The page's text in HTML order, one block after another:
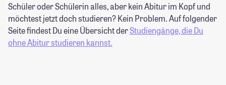
Schüler oder Schülerin alles, aber kein Abitur im Kopf und
möchtest jetzt doch studieren? Kein Problem. Auf folgender
Seite findest Du eine Übersicht derStudiengänge, die Du
ohne Abitur studieren kannst.